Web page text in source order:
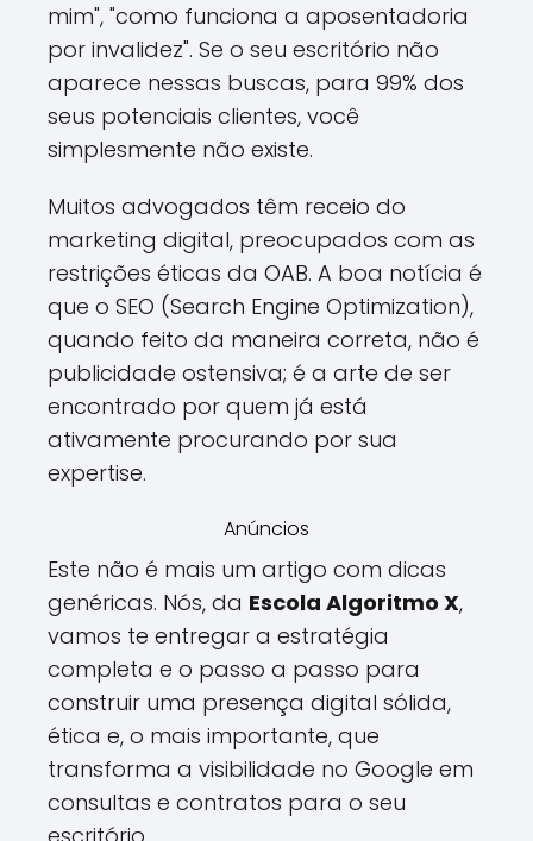
mim", "como funciona a aposentadoria
por invalidez". Se o seu escritório não
aparece nessas buscas, para 99% dos
seus potenciais clientes, você
simplesmente não existe.
Muitos advogados têm receio do
marketing digital, preocupados com as
restrições éticas da OAB. A boa notícia é
que o SEO (Search Engine Optimization),
quando feito da maneira correta, não é
publicidade ostensiva; é a arte de ser
encontrado por quem já está
ativamente procurando por sua
expertise.
Anúncios
Este não é mais um artigo com dicas
genéricas. Nós, da Escola Algoritmo X,
vamos te entregar a estratégia
completa e o passo a passo para
construir uma presença digital sólida,
ética e, o mais importante, que
transforma a visibilidade no Google em
consultas e contratos para o seu